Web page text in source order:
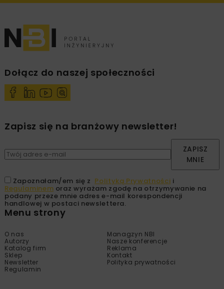
Dołącz do naszej społeczności
Zapisz się na branżowy newsletter!
ZAPISZ
MNIE
Zapoznałam/em się z Polityką Prywatności i
Regulaminem oraz wyrażam zgodę na otrzymywanie na
podany przeze mnie adres e-mail korespondencji
handlowej w postaci newslettera.
Menu strony
O nas
Managzyn NBI
Autorzy
Nasze konferencje
Katalog firm
Reklama
Sklep
Kontakt
Newsletter
Polityka prywatności
Regulamin